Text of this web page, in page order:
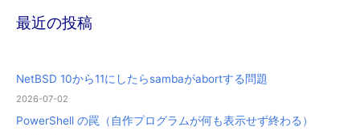
最近の投稿
NetBSD 10から11にしたらsambaがabortする問題
2026-07-02
PowerShell の罠（自作プログラムが何も表示せず終わる）